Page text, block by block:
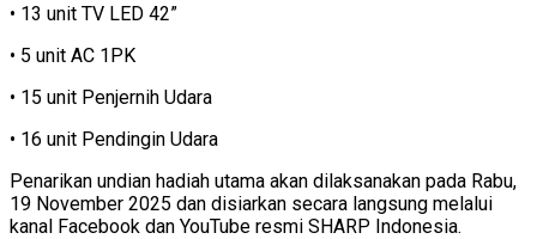
• 13 unit TV LED 42”
• 5 unit AC 1PK
• 15 unit Penjernih Udara
• 16 unit Pendingin Udara
Penarikan undian hadiah utama akan dilaksanakan pada Rabu,
19 November 2025 dan disiarkan secara langsung melalui
kanal Facebook dan YouTube resmi SHARP Indonesia.